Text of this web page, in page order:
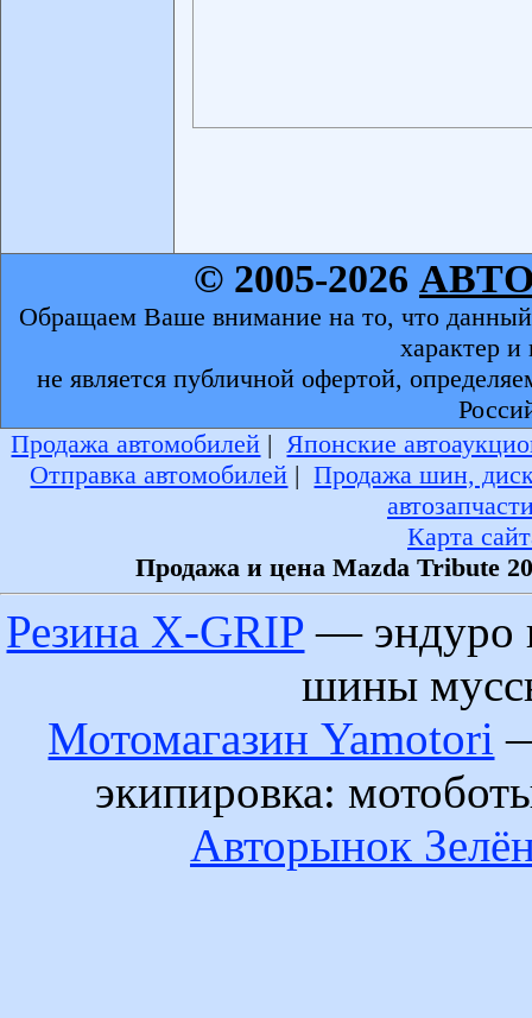
© 2005-2026
Обращаем Ваше внимание на то, что
характер
не является публичной офертой,
Продажа автомобилей | Японские
Отправка автомобилей |Продажа шин,
Карта
Продажа и цена Mazda Tribute
Резина X-GRIP — эндуро
шины
Мотомагазин Yamotori
экипировка:
Авторынок